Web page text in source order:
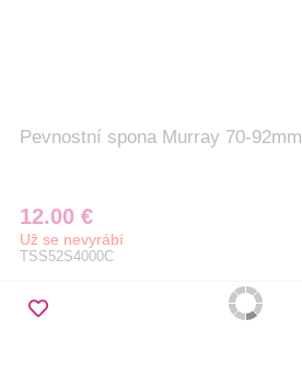
Pevnostní spona Murray 70-92mm
12.00 €
Už se nevyrábí
TSS52S4000C